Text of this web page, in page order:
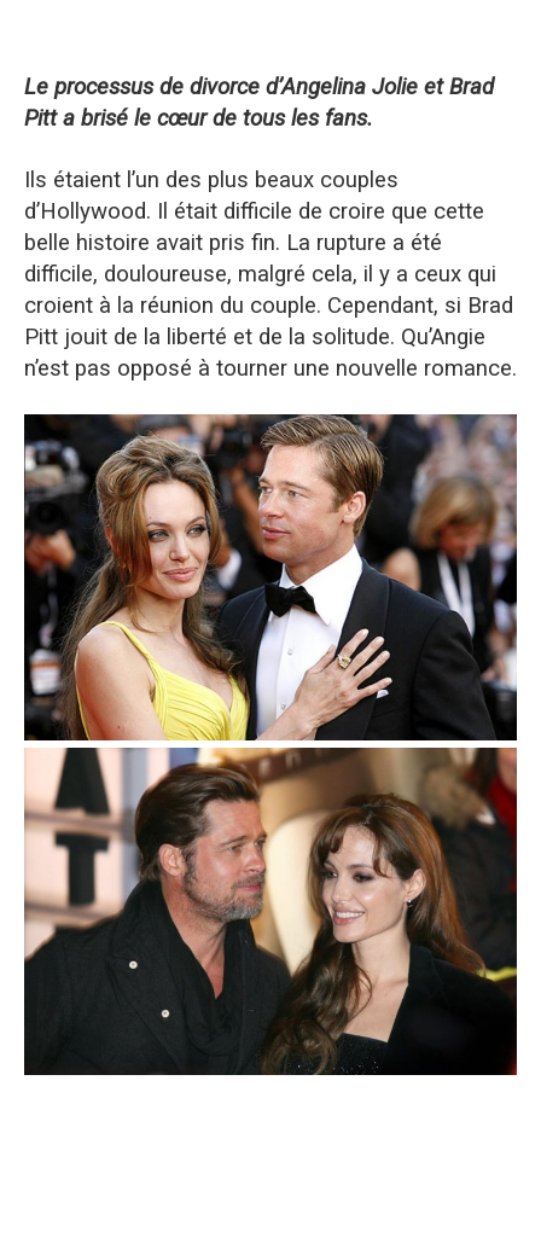
Le processus de divorce d’Angelina Jolie et Brad
Pitt a brisé le cœur de tous les fans.
Ils étaient l’un des plus beaux couples
d’Hollywood. Il était difficile de croire que cette
belle histoire avait pris fin. La rupture a été
difficile, douloureuse, malgré cela, il y a ceux qui
croient à la réunion du couple. Cependant, si Brad
Pitt jouit de la liberté et de la solitude. Qu’Angie
n’est pas opposé à tourner une nouvelle romance.